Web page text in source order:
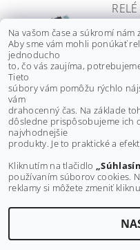
550
YFM
od
Buďte prvý, kto napíše
2026 ©MAXMOTO.SK, všetky
Na vašom čase a súkromí nám
Aby sme vám mohli ponúkať
jednoducho
to, čo vás zaujíma,
Tieto
súbory vám pomôžu rýchlo
vám
drahocenný čas. Na základe
dôsledne prispôsobujeme ich
najvhodnejšie
produkty. Je to praktické a
Kliknutím na tlačidlo
používaním súborov cookies.
reklamy si môžete zmeniť